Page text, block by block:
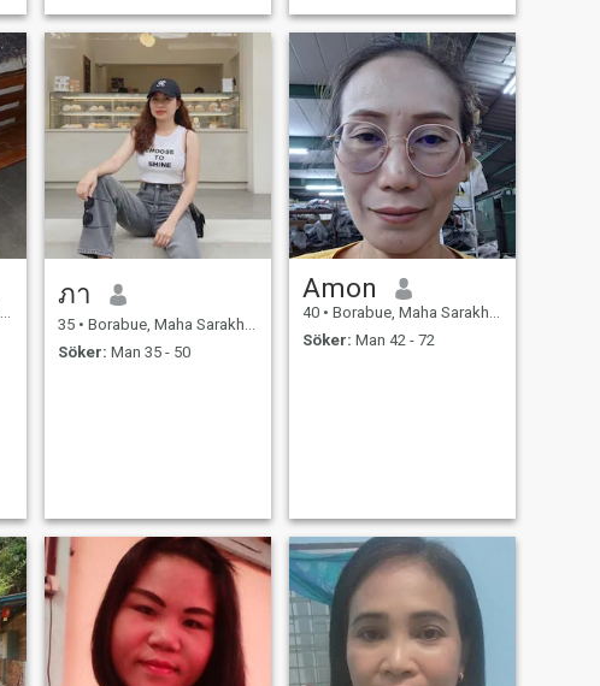
ภา
35 • Borabue, Maha Sarakham, Thailand
Söker: Man 35 - 50
Amon
40 • Borabue, Maha Sarakham, Thailand
Söker: Man 42 - 72